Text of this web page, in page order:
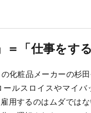
＝「仕事をす
の化粧品メーカーの杉
ルスロイスやマイバ
用するのはムダでは